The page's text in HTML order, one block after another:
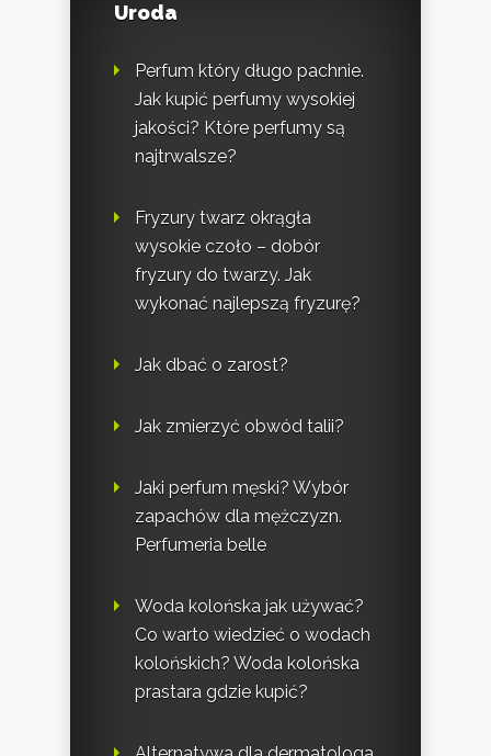
Uroda
Perfum który długo pachnie.
Jak kupić perfumy wysokiej
jakości? Które perfumy są
najtrwalsze?
Fryzury twarz okrągła
wysokie czoło – dobór
fryzury do twarzy. Jak
wykonać najlepszą fryzurę?
Jak dbać o zarost?
Jak zmierzyć obwód talii?
Jaki perfum męski? Wybór
zapachów dla mężczyzn.
Perfumeria belle
Woda kolońska jak używać?
Co warto wiedzieć o wodach
kolońskich? Woda kolońska
prastara gdzie kupić?